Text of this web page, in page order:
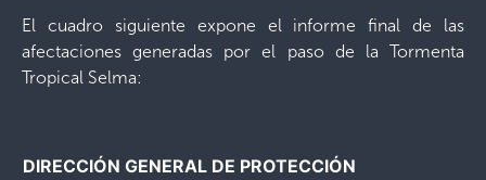
El cuadro siguiente expone el informe final de las
afectaciones generadas por el paso de la Tormenta
Tropical Selma:
DIRECCIÓN GENERAL DE PROTECCIÓN